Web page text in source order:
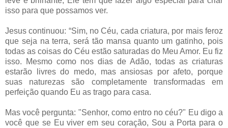
isso para que possamos ver.
Jesus continuou: “Sim, no Céu, cada criatura, por mais feroz
que seja na terra, será tão mansa quanto um gatinho, pois
todas as coisas do Céu estão saturadas do Meu Amor. Eu fiz
isso. Mesmo como nos dias de Adão, todas as criaturas
estarão livres do medo, mas ansiosas por afeto, porque
suas naturezas são completamente transformadas em
perfeição quando Eu as trago para casa.
Mas você pergunta: "Senhor, como entro no céu?" Eu digo a
você que se Eu viver em seu coração, Sou a Porta para o